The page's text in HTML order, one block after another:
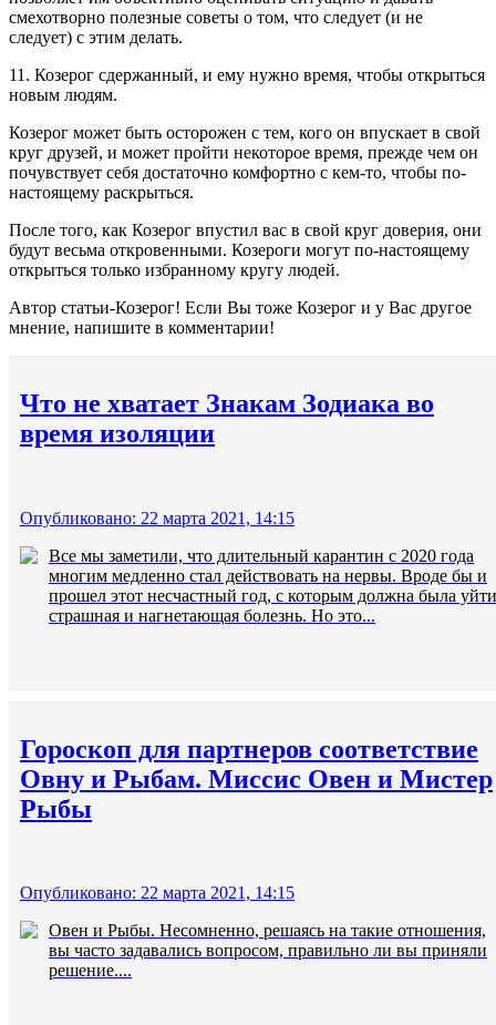
смехотворно полезные советы о том, что следует (и не
следует) с этим делать.
11. Козерог сдержанный, и ему нужно время, чтобы открыться
новым людям.
Козерог может быть осторожен с тем, кого он впускает в свой
круг друзей, и может пройти некоторое время, прежде чем он
почувствует себя достаточно комфортно с кем-то, чтобы по-
настоящему раскрыться.
После того, как Козерог впустил вас в свой круг доверия, они
будут весьма откровенными. Козероги могут по-настоящему
открыться только избранному кругу людей.
Автор статьи-Козерог! Если Вы тоже Козерог и у Вас другое
мнение, напишите в комментарии!
Что не хватает Знакам Зодиака во
время изоляции
Опубликовано: 22 марта 2021, 14:15
Все мы заметили, что длительный карантин с 2020 года
многим медленно стал действовать на нервы. Вроде бы и
прошел этот несчастный год, с которым должна была уйти
страшная и нагнетающая болезнь. Но это...
Гороскоп для партнеров соответствие
Овну и Рыбам. Миссис Овен и Мистер
Рыбы
Опубликовано: 22 марта 2021, 14:15
Овен и Рыбы. Несомненно, решаясь на такие отношения,
вы часто задавались вопросом, правильно ли вы приняли
решение....